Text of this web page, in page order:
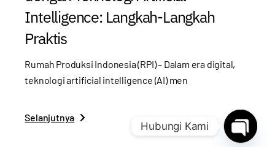
Intelligence: Langkah-Langkah
Praktis
Rumah Produksi Indonesia (RPI) – Dalam era digital,
teknologi artificial intelligence (AI) men
Selanjutnya
Hubungi Kami